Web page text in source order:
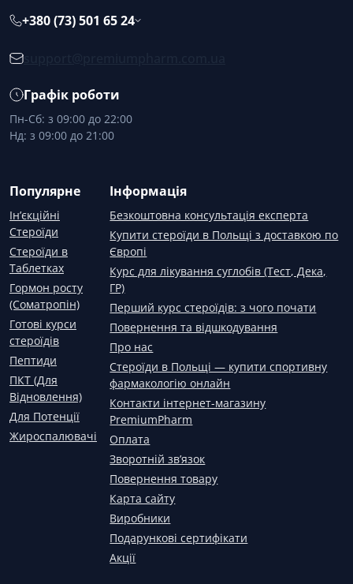
+380 (73) 501 65 24
Графік роботи
Пн-Сб: з 09:00 до 22:00
Нд: з 09:00 до 21:00
Популярне
Ін’єкційні
Стероїди
Стероїди в
Таблетках
Гормон росту
(Соматропін)
Готові курси
стероїдів
Пептиди
ПКТ (Для
Відновлення)
Для Потенції
Жироспалювачі
Інформація
Безкоштовна консультація експерта
Купити стероїди в Польщі з доставкою по
Європі
Курс для лікування суглобів (Тест, Дека,
ГР)
Перший курс стероїдів: з чого почати
Повернення та відшкодування
Про нас
Стероїди в Польщі — купити спортивну
фармакологію онлайн
Контакти інтернет-магазину
PremiumPharm
Оплата
Зворотній зв’язок
Повернення товару
Карта сайту
Виробники
Подарункові сертифікати
Акції